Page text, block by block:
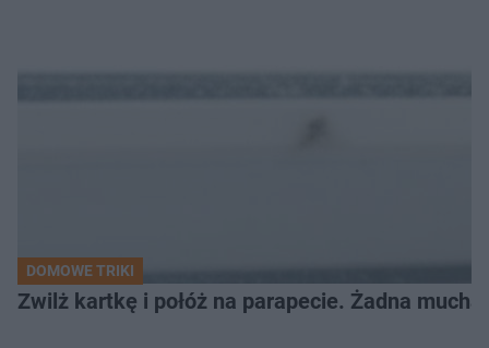
DOMOWE TRIKI
Zwilż kartkę i połóż na parapecie. Żadna